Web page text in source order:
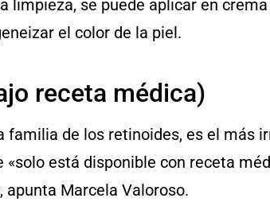
limpieza, se puede aplicar en
el color de la piel.
receta médica)
familia de los retinoides, es el más
está disponible con receta
Marcela Valoroso.